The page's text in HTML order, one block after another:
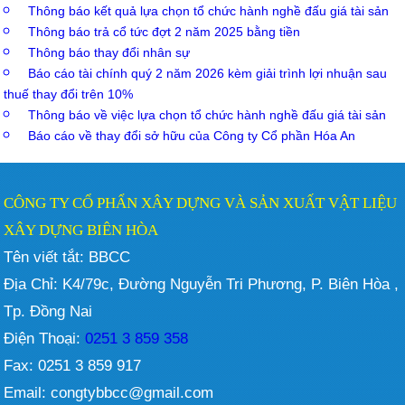
Thông báo kết quả lựa chọn tổ chức hành nghề đấu giá tài sản
Thông báo trả cổ tức đợt 2 năm 2025 bằng tiền
Thông báo thay đổi nhân sự
Báo cáo tài chính quý 2 năm 2026 kèm giải trình lợi nhuận sau
thuế thay đổi trên 10%
Thông báo về việc lựa chọn tổ chức hành nghề đấu giá tài sản
Báo cáo về thay đổi sở hữu của Công ty Cổ phần Hóa An
CÔNG TY CỔ PHẨN XÂY DỰNG VÀ SẢN XUẤT VẬT LIỆU
XÂY DỰNG BIÊN HÒA
Tên viết tắt: BBCC
Địa Chỉ: K4/79c, Đường Nguyễn Tri Phương, P. Biên Hòa ,
Tp. Đồng Nai
Điện Thoại: 0251 3 859 358
Fax: 0251 3 859 917
Email: congtybbcc@gmail.com